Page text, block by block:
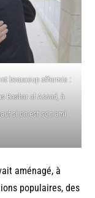
beaucoup affermis :
Bashar al Assad, à
si on est son ami
aménagé, à
populaires, des